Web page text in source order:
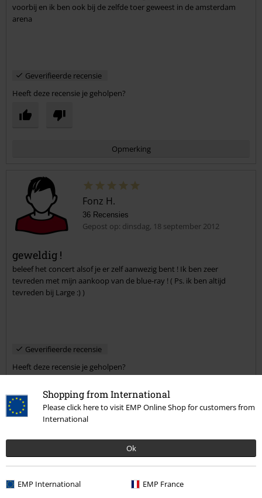
Shopping from International
Please click here to visit EMP Online Shop for customers from
International
Ok
EMP International EMP France
voorbij en ik ben ook bij de zelfde toer geweest in de amsterdam
arena
Geverifieerde recensie
Heeft deze recensie je geholpen?
Opmerking
Commentaar versturen
Fonz H.
36 Recensies
Gepost op: dinsdag, 18 september 2012
geweldig !
beleef het concert alsof je er zelf aanwezig bent ! Ik ben zeer
tevreden met mijn aankoop van de blue-ray ! ( Ps. ik ben altijd
tevreden bij Large :) )
Geverifieerde recensie
Heeft deze recensie je geholpen?